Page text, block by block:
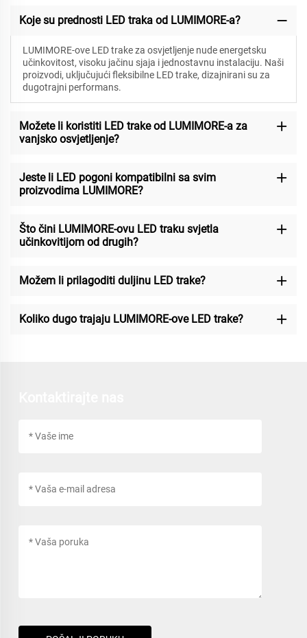
Koje su prednosti LED traka od LUMIMORE-a?
LUMIMORE-ove LED trake za osvjetljenje nude energetsku
učinkovitost, visoku jačinu sjaja i jednostavnu instalaciju. Naši
proizvodi, uključujući fleksibilne LED trake, dizajnirani su za
dugotrajni performans.
Možete li koristiti LED trake od LUMIMORE-a za
vanjsko osvjetljenje?
Jeste li LED pogoni kompatibilni sa svim
proizvodima LUMIMORE?
Što čini LUMIMORE-ovu LED traku svjetla
učinkovitijom od drugih?
Možem li prilagoditi duljinu LED trake?
Koliko dugo trajaju LUMIMORE-ove LED trake?